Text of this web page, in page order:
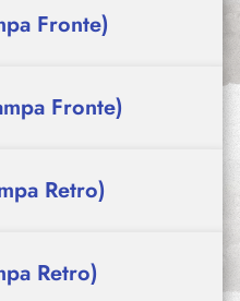
Fronte)
Fronte)
Retro)
Retro)